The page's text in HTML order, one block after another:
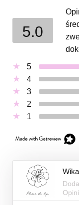
5.0
5
4
3
2
1
Wika